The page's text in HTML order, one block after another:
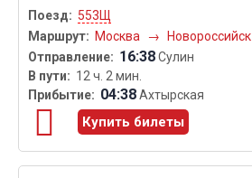
553Щ
Москва
→ Новороссийск
16:38Сулин
12 ч. 2 мин.
04:38Ахтырская
Купить билеты